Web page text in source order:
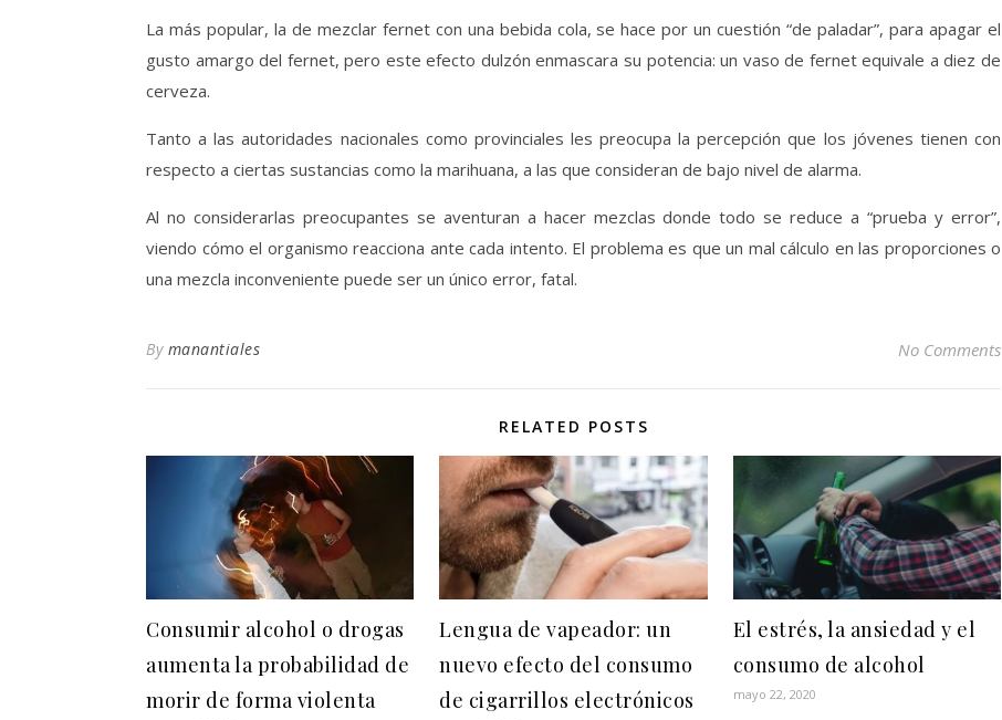
La más popular, la de mezclar fernet con una bebida cola, se hace por un cuestión “de paladar”, para apagar el
gusto amargo del fernet, pero este efecto dulzón enmascara su potencia: un vaso de fernet equivale a diez de
cerveza.
Tanto a las autoridades nacionales como provinciales les preocupa la percepción que los jóvenes tienen con
respecto a ciertas sustancias como la marihuana, a las que consideran de bajo nivel de alarma.
Al no considerarlas preocupantes se aventuran a hacer mezclas donde todo se reduce a “prueba y error”,
viendo cómo el organismo reacciona ante cada intento. El problema es que un mal cálculo en las proporciones o
una mezcla inconveniente puede ser un único error, fatal.
By manantiales No Comments
RELATED POSTS
Consumir alcohol o drogas
aumenta la probabilidad de
morir de forma violenta
Lengua de vapeador: un
nuevo efecto del consumo
de cigarrillos electrónicos
El estrés, la ansiedad y el
consumo de alcohol
mayo 22, 2020